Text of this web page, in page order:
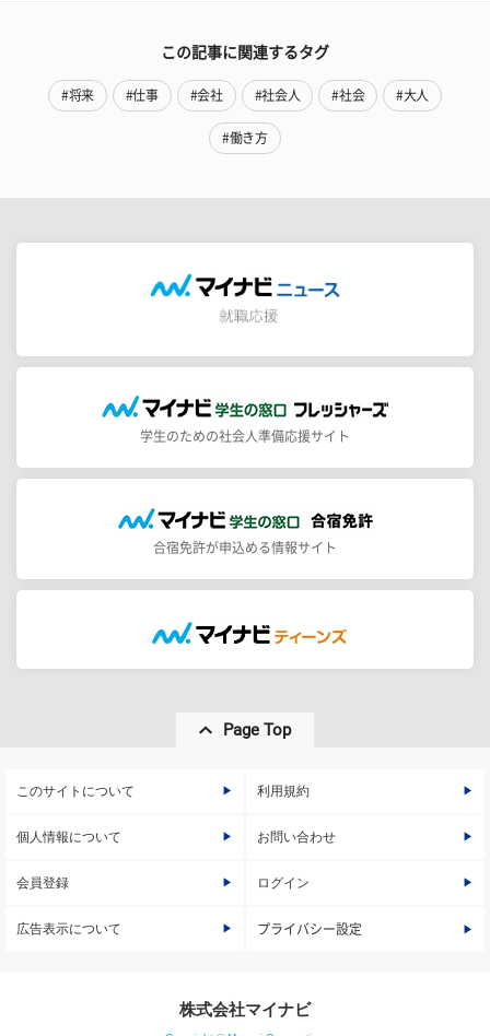
この記事に関連するタグ
#将来 #仕事 #会社 #社会人 #社会 #大人
#働き方
学生のための社会人準備応援サイト
合宿免許が申込める情報サイト
Page Top
このサイトについて 利用規約
個人情報について お問い合わせ
会員登録 ログイン
広告表示について プライバシー設定
株式会社マイナビ